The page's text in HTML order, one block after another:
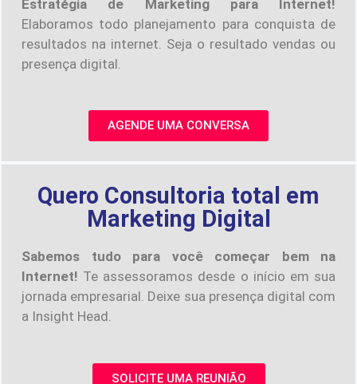
Estratégia de Marketing para Internet!
Elaboramos todo planejamento para conquista de
resultados na internet. Seja o resultado vendas ou
presença digital.
AGENDE UMA CONVERSA
Quero Consultoria total em
Marketing Digital
Sabemos tudo para você começar bem na
Internet! Te assessoramos desde o início em sua
jornada empresarial. Deixe sua presença digital com
a Insight Head.
SOLICITE UMA REUNIÃO